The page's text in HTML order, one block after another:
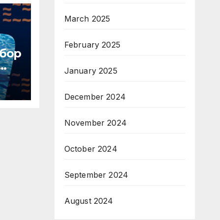
March 2025
February 2025
January 2025
December 2024
November 2024
October 2024
September 2024
August 2024